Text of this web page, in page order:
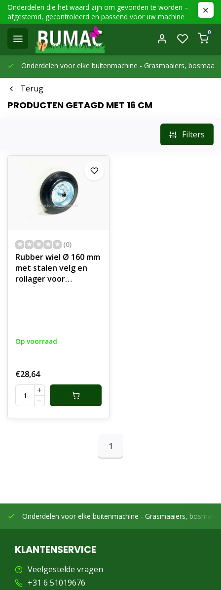
Onderdelen die het waard zijn om gevonden te worden –
afgestemd, gecontroleerd en passend voor uw machine
0
Onderdelen voor elke buitenmachine - Grasmaaiers,
Terug
PRODUCTEN GETAGD MET 16 CM
Filters
(0)
Rubber wiel Ø 160 mm
met stalen velg en
rollager voor
steekwagen, poort,
slijpmachine, Max
Op voorraad
€28,64
1
Onderdelen voor elke buitenmachine - Grasmaaiers,
KLANTENSERVICE
Veelgestelde vragen
+31 6 51019676